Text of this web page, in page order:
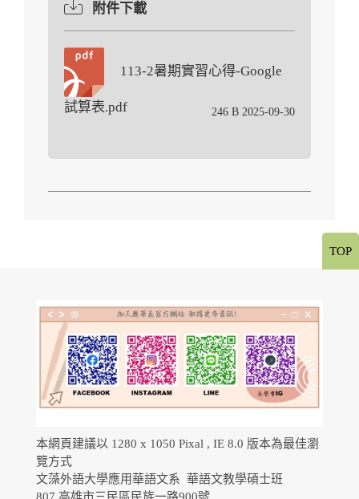
附件下載
113-2暑期實習心得-Google
試算表.pdf 246 B 2025-09-30
本網頁建議以 1280 x 1050 Pixal , IE 8.0 版本為最佳瀏
覽方式
文藻外語大學應用華語文系 華語文教學碩士班
807 高雄市三民區民族一路900號
TOP